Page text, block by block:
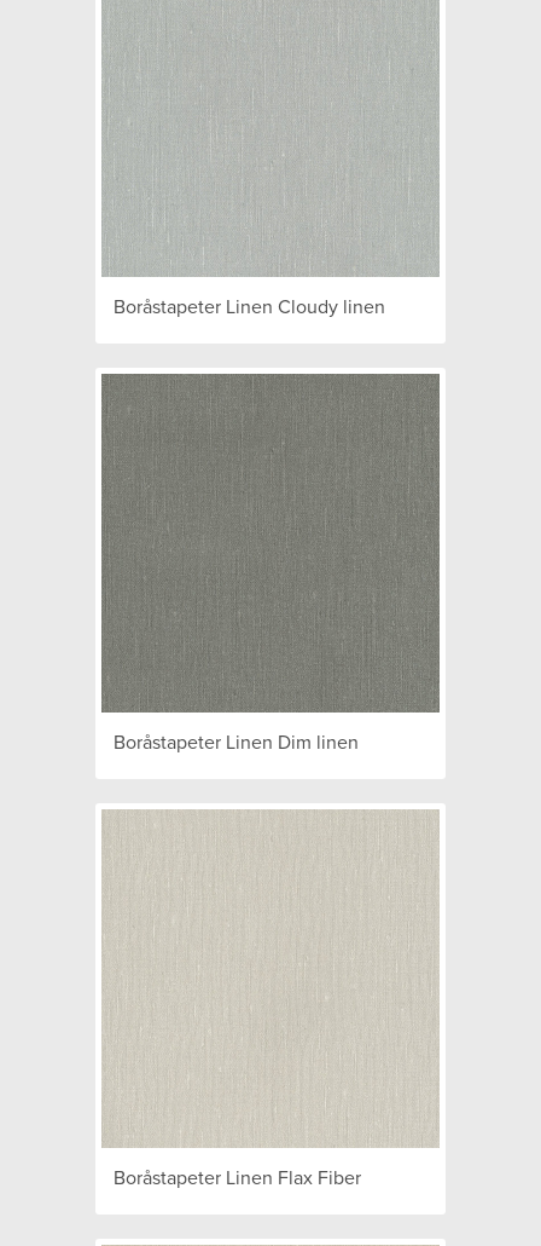
Boråstapeter Linen Cloudy linen
Boråstapeter Linen Dim linen
Boråstapeter Linen Flax Fiber